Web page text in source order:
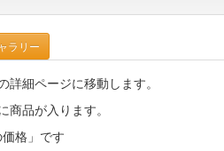
ラリー
詳細ページに移動します。
商品が入ります。
格」です